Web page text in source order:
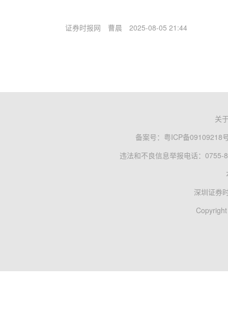
证券时报网 曹晨 2025-08-05 21:44
关
备案号： 粤ICP备09109218
违法和不良信息举报电话：0755-
深圳证券